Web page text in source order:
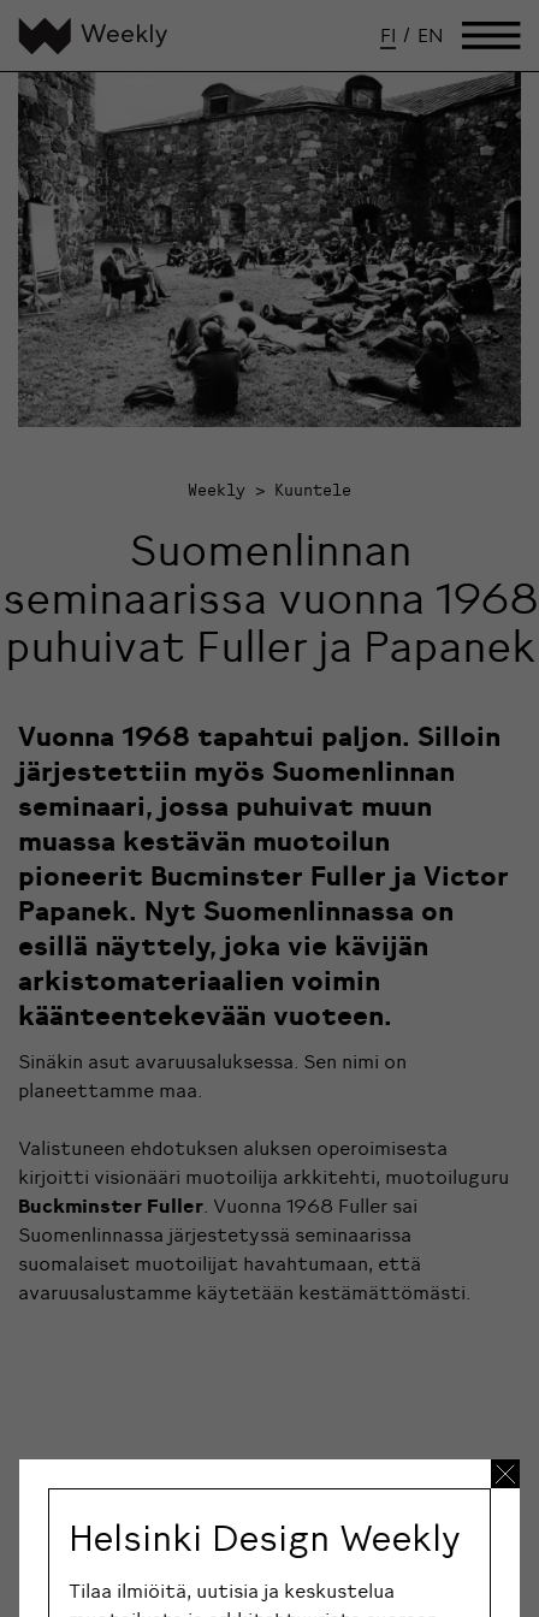
FI / EN
Weekly Kuuntele
Suomenlinnan
seminaarissa vuonna 1968
puhuivat Fuller ja Papanek
Vuonna 1968 tapahtui paljon. Silloin
järjestettiin myös Suomenlinnan
seminaari, jossa puhuivat muun
muassa kestävän muotoilun
pioneerit Bucminster Fuller ja Victor
Papanek. Nyt Suomenlinnassa on
esillä näyttely, joka vie kävijän
arkistomateriaalien voimin
käänteentekevään vuoteen.
Sinäkin asut avaruusaluksessa. Sen nimi on
planeettamme maa.
Valistuneen ehdotuksen aluksen operoimisesta
kirjoitti visionääri muotoilija arkkitehti, muotoiluguru
Buckminster Fuller. Vuonna 1968 Fuller sai
Suomenlinnassa järjestetyssä seminaarissa
suomalaiset muotoilijat havahtumaan, että
avaruusalustamme käytetään kestämättömästi.
Helsinki Design Weekly
Tilaa ilmiöitä, uutisia ja keskustelua